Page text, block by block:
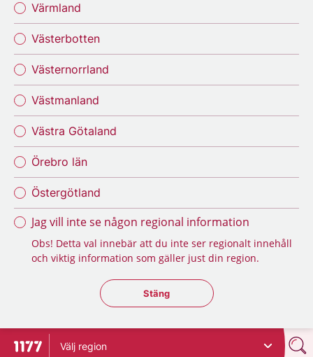
Värmland
Västerbotten
Västernorrland
Västmanland
Västra Götaland
Örebro län
Östergötland
Jag vill inte se någon regional information
Obs! Detta val innebär att du inte ser regionalt innehåll
och viktig information som gäller just din region.
Stäng regionsväljaren
Stäng
Till startsidan för 1177
Välj region